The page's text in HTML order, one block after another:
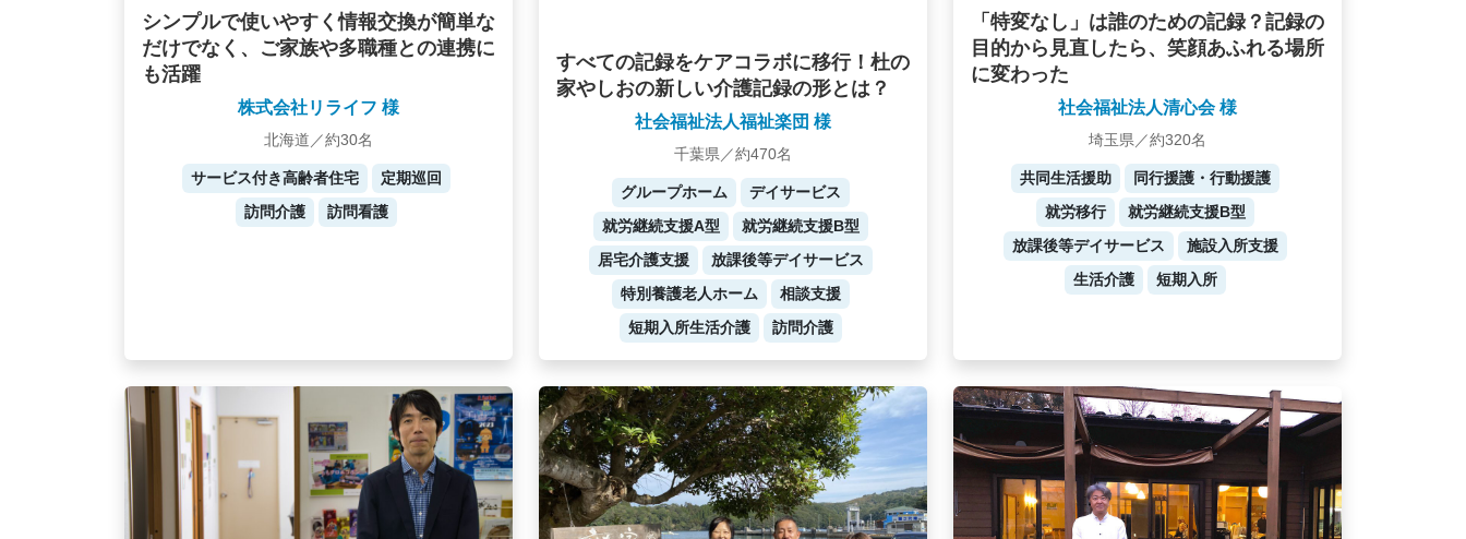
シンプルで使いやすく情報交換が簡単な
だけでなく、ご家族や多職種との連携に
も活躍
株式会社リライフ 様
北海道／約30名
サービス付き高齢者住宅
定期巡回
訪問介護
訪問看護
すべての記録をケアコラボに移行！杜の
家やしおの新しい介護記録の形とは？
社会福祉法人福祉楽団 様
千葉県／約470名
グループホーム
デイサービス
就労継続支援A型
就労継続支援B型
居宅介護支援
放課後等デイサービス
特別養護老人ホーム
相談支援
短期入所生活介護
訪問介護
「特変なし」は誰のための記録？記録の
目的から見直したら、笑顔あふれる場所
に変わった
社会福祉法人清心会 様
埼玉県／約320名
共同生活援助
同行援護・行動援護
就労移行
就労継続支援B型
放課後等デイサービス
施設入所支援
生活介護
短期入所